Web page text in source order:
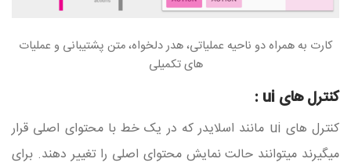
کارت به همراه دو ناحیه عملیاتی، هدر دلخواه، متن پشتیبانی و عملیات
های تکمیلی
کنترل های ui :
کنترل های ui مانند اسلایدر که در یک خط با محتوای اصلی قرار
میگیرند میتوانند حالت نمایش محتوای اصلی را تغییر دهند. برای